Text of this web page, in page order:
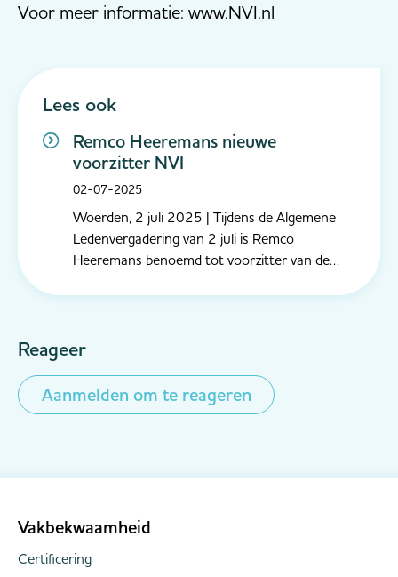
Voor meer informatie: www.NVI.nl
Lees ook
Remco Heeremans nieuwe
voorzitter NVI
02-07-2025
Woerden, 2 juli 2025 | Tijdens de Algemene
Ledenvergadering van 2 juli is Remco
Heeremans benoemd tot voorzitter van de
selectieproces, waarin het bestuur unaniem
Reageer
Aanmelden om te reageren
Vakbekwaamheid
Certificering